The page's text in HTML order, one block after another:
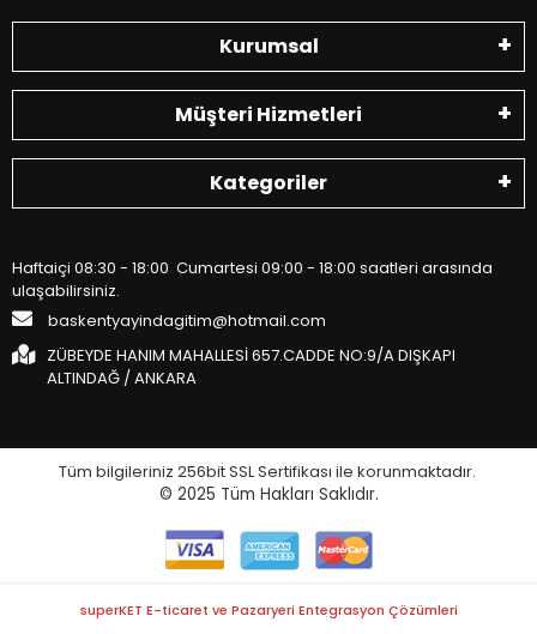
Kurumsal
Müşteri Hizmetleri
Kategoriler
Haftaiçi 08:30 - 18:00 Cumartesi 09:00 - 18:00 saatleri arasında
ulaşabilirsiniz.
baskentyayindagitim@hotmail.com
ZÜBEYDE HANIM MAHALLESİ 657.CADDE NO:9/A DIŞKAPI
ALTINDAĞ / ANKARA
Tüm bilgileriniz 256bit SSL Sertifikası ile korunmaktadır.
© 2025 Tüm Hakları Saklıdır.
superKET E-ticaret ve Pazaryeri Entegrasyon Çözümleri